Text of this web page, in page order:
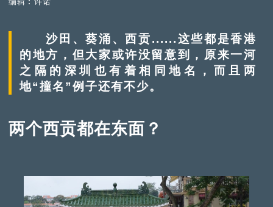
沙田、葵涌、西贡......这些都是香港
的地方，但大家或许没留意到，原来一河
之隔的深圳也有着相同地名，而且两
地“撞名”例子还有不少。
两个西贡都在东面？